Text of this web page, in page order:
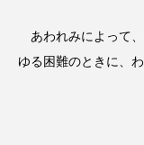
あわれみによって
ゆる困難のときに、